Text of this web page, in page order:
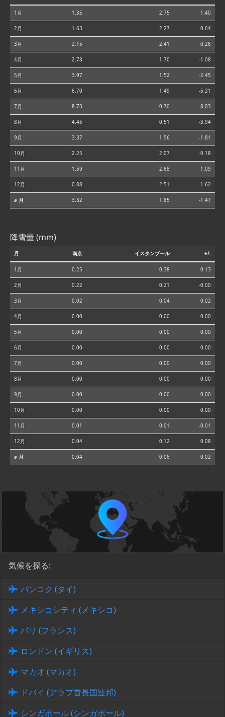
1月 1.35 2.75 1.40
2月 1.63 2.27 0.64
3月 2.15 2.41 0.26
4月 2.78 1.70 -1.08
5月 3.97 1.52 -2.45
6月 6.70 1.49 -5.21
7月 8.73 0.70 -8.03
8月 4.45 0.51 -3.94
9月 3.37 1.56 -1.81
10月 2.25 2.07 -0.18
11月 1.59 2.68 1.09
12月 0.88 2.51 1.62
⌀ 月 3.32 1.85 -1.47
降雪量 (mm)
月 南京 イスタンブール +/-
1月 0.25 0.38 0.13
2月 0.22 0.21 -0.00
3月 0.02 0.04 0.02
4月 0.00 0.00 0.00
5月 0.00 0.00 0.00
6月 0.00 0.00 0.00
7月 0.00 0.00 0.00
8月 0.00 0.00 0.00
9月 0.00 0.00 0.00
10月 0.00 0.00 0.00
11月 0.01 0.01 -0.01
12月 0.04 0.12 0.08
⌀ 月 0.04 0.06 0.02
気候を探る:
バンコク (タイ)
メキシコシティ (メキシコ)
パリ (フランス)
ロンドン (イギリス)
マカオ (マカオ)
ドバイ (アラブ首長国連邦)
シンガポール (シンガポール)